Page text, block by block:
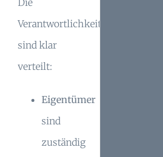
Die
Verantwortlichkeiten
sind klar
verteilt:
Eigentümer
sind
zuständig